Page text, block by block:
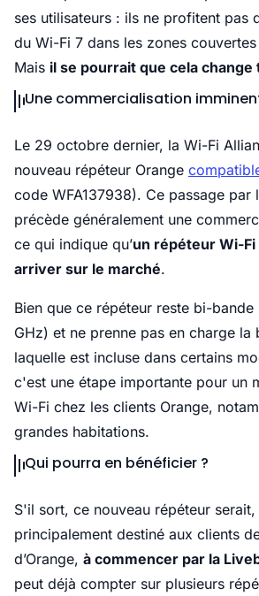
ses utilisateurs : ils ne profitent pas
du Wi-Fi 7 dans les zones
Mais il se pourrait que cela
Une commercialisation
Le 29 octobre dernier, la Wi-Fi
nouveau répéteur Orange
code WFA137938). Ce passage
précède généralement une
ce qui indique qu’un répéteur Wi-
arriver sur le marché.
Bien que ce répéteur reste bi-
GHz) et ne prenne pas en charge la
laquelle est incluse dans certains
c'est une étape importante pour un
Wi-Fi chez les clients Orange,
grandes habitations.
Qui pourra en bénéficier ?
S'il sort, ce nouveau répéteur serait,
principalement destiné aux clients
d’Orange, à commencer par la
peut déjà compter sur plusieurs